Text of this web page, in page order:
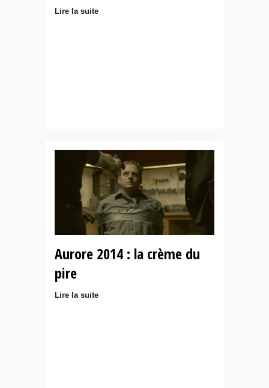
Lire la suite
Aurore 2014 : la crème du
pire
Lire la suite